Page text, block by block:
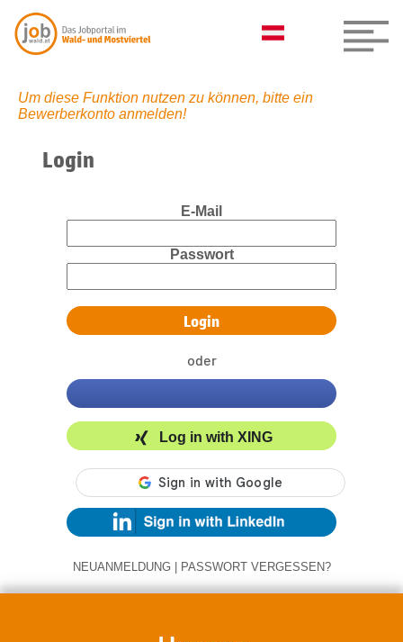
Um diese Funktion nutzen zu können, bitte ein
Bewerberkonto anmelden!
Login
E-Mail
Passwort
oder
Log in with XING
NEUANMELDUNG | PASSWORT VERGESSEN?